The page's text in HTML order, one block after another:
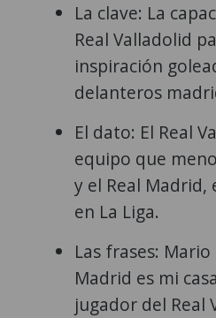
La clave: La
Real Valladolid
inspiración
delanteros
El dato: El Real
equipo que
y el Real Madrid,
en La Liga.
Las frases:
Madrid es mi
jugador del Real